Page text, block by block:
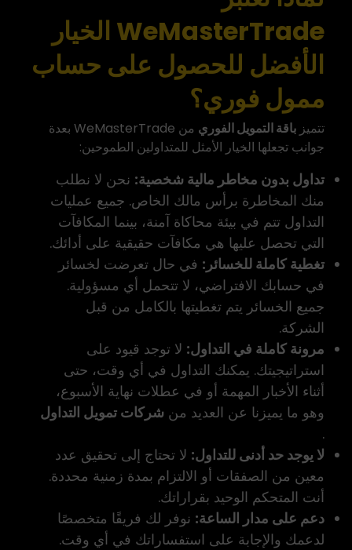
WeMasterTrade الخيار
الأفضل للحصول على حساب
ممول فوري؟
تتميز باقة التمويل الفوري
من WeMasterTrade بعدة
جوانب تجعلها الخيار الأمثل للمتداولين الطموحين:
تداول بدون مخاطر مالية شخصية: نحن لا نطلب
منك المخاطرة برأس مالك الخاص. جميع عمليات
التداول تتم في بيئة محاكاة آمنة، بينما المكافآت
التي تحصل عليها هي مكافآت حقيقية على أدائك.
تغطية كاملة للخسائر: في حال تعرضت لخسائر
في حسابك الافتراضي، لا تتحمل أي مسؤولية.
جميع الخسائر يتم تغطيتها بالكامل من قبل
الشركة.
مرونة كاملة في التداول: لا توجد قيود على
استراتيجيتك. يمكنك التداول في أي وقت، حتى
أثناء الأخبار المهمة أو في عطلات نهاية الأسبوع،
وهو ما يميزنا عن العديد من شركات تمويل التداول
.
لا يوجد حد أدنى للتداول: لا تحتاج إلى تحقيق عدد
معين من الصفقات أو الالتزام بمدة زمنية محددة.
أنت المتحكم الوحيد بقراراتك.
دعم على مدار الساعة: نوفر لك فريقًا متخصصًا
لدعمك والإجابة على استفساراتك في أي وقت.